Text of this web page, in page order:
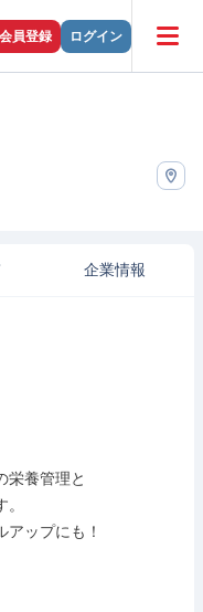
会員登録 ログイン
企業情報
栄養管理と
ップにも！